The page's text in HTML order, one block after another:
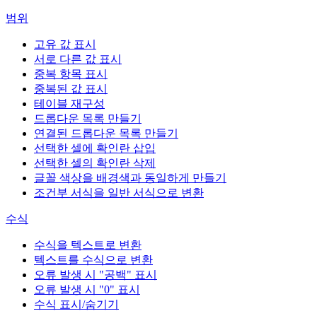
범위
고유 값 표시
서로 다른 값 표시
중복 항목 표시
중복된 값 표시
테이블 재구성
드롭다운 목록 만들기
연결된 드롭다운 목록 만들기
선택한 셀에 확인란 삽입
선택한 셀의 확인란 삭제
글꼴 색상을 배경색과 동일하게 만들기
조건부 서식을 일반 서식으로 변환
수식
수식을 텍스트로 변환
텍스트를 수식으로 변환
오류 발생 시 "공백" 표시
오류 발생 시 "0" 표시
수식 표시/숨기기